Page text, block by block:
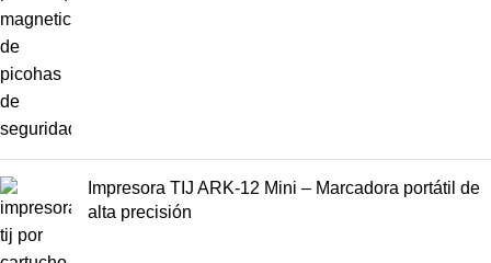
Impresora TIJ ARK-12 Mini – Marcadora portátil de
alta precisión